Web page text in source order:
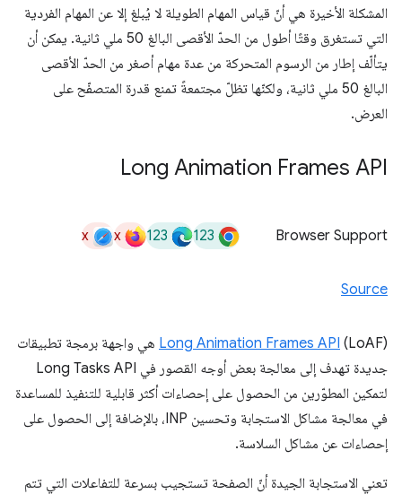
المشكلة الأخيرة هي أنّ قياس المهام الطويلة لا يُبلغ إلا عن المهام الفردية
التي تستغرق وقتًا أطول من الحدّ الأقصى البالغ 50 ملي ثانية. يمكن أن
يتألّف إطار من الرسوم المتحركة من عدة مهام أصغر من الحدّ الأقصى
البالغ 50 ملي ثانية، ولكنّها تظلّ مجتمعةً تمنع قدرة المتصفّح على
العرض.
Long Animation Frames API
Browser Support
123
123
x
x
Source
Long Animation Frames API (LoAF) هي واجهة برمجة تطبيقات
جديدة تهدف إلى معالجة بعض أوجه القصور في Long Tasks API
لتمكين المطوّرين من الحصول على إحصاءات أكثر قابلية للتنفيذ للمساعدة
في معالجة مشاكل الاستجابة وتحسين INP، بالإضافة إلى الحصول على
إحصاءات عن مشاكل السلاسة.
تعني الاستجابة الجيدة أنّ الصفحة تستجيب بسرعة للتفاعلات التي تتم